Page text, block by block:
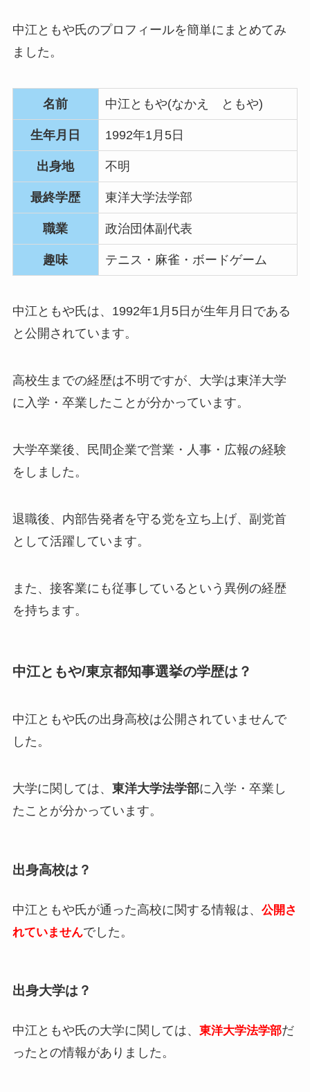
中江ともや氏のプロフィールを簡単にまとめてみ
ました。
名前 中江ともや(なかえ ともや)
生年月日 1992年1月5日
出身地 不明
最終学歴 東洋大学法学部
職業 政治団体副代表
趣味 テニス・麻雀・ボードゲーム
中江ともや氏は、1992年1月5日が生年月日である
と公開されています。
高校生までの経歴は不明ですが、大学は東洋大学
に入学・卒業したことが分かっています。
大学卒業後、民間企業で営業・人事・広報の経験
をしました。
退職後、内部告発者を守る党を立ち上げ、副党首
として活躍しています。
また、接客業にも従事しているという異例の経歴
を持ちます。
中江ともや/東京都知事選挙の学歴は？
中江ともや氏の出身高校は公開されていませんで
した。
大学に関しては、 東洋大学法学部に入学・卒業し
たことが分かっています。
出身高校は？
中江ともや氏が通った高校に関する情報は、 公開さ
れていませんでした。
出身大学は？
中江ともや氏の大学に関しては、 東洋大学法学部だ
ったとの情報がありました。